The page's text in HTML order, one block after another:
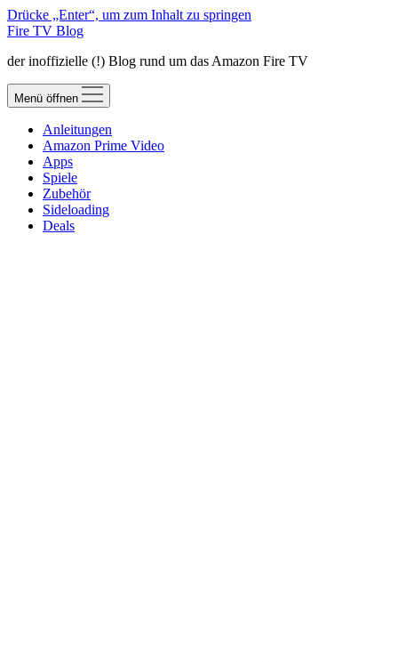
Drücke „Enter“, um zum Inhalt zu springen
Fire TV Blog
der inoffizielle (!) Blog rund um das Amazon Fire TV
Menü öffnen
Anleitungen
Amazon Prime Video
Apps
Spiele
Zubehör
Sideloading
Deals